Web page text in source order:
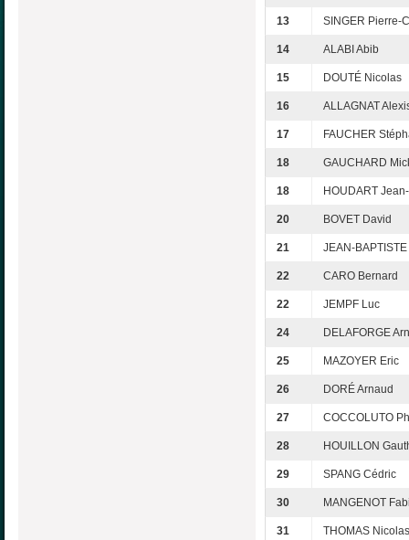
13 SINGER Pierre-
14 ALABI Abib
15 DOUTÉ Nicolas
16 ALLAGNAT
17 FAUCHER
18 GAUCHARD
18 HOUDART
20 BOVET David
21 JEAN-
22 CARO Bernard
22 JEMPF Luc
24 DELAFORGE
25 MAZOYER Eric
26 DORÉ Arnaud
27 COCCOLUTO
28 HOUILLON
29 SPANG Cédric
30 MANGENOT
31 THOMAS Nicolas